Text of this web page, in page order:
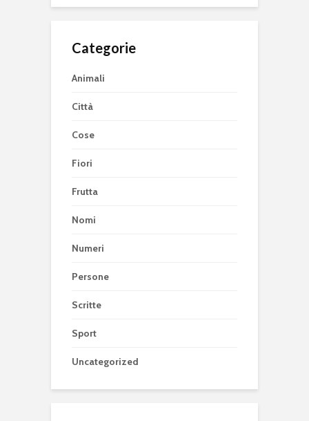
Categorie
Animali
Città
Cose
Fiori
Frutta
Nomi
Numeri
Persone
Scritte
Sport
Uncategorized